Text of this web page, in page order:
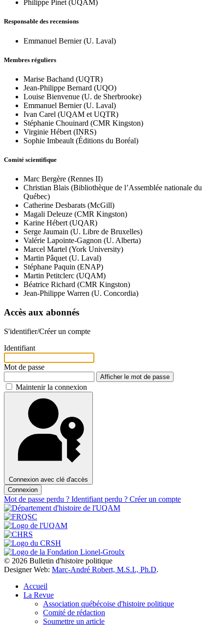
Philippe Pinet (UQAM)
Responsable des recensions
Emmanuel Bernier (U. Laval)
Membres réguliers
Marise Bachand (UQTR)
Jean-Philippe Bernard (UQO)
Louise Bienvenue (U. de Sherbrooke)
Emmanuel Bernier (U. Laval)
Ivan Carel (UQAM et UQTR)
Stéphanie Chouinard (CMR Kingston)
Virginie Hébert (INRS)
Sophie Imbeault (Éditions du Boréal)
Comité scientifique
Marc Bergère (Rennes II)
Christian Blais (Bibliothèque de l’Assemblée nationale du
Québec)
Catherine Desbarats (McGill)
Magali Deleuze (CMR Kingston)
Karine Hébert (UQAR)
Serge Jaumain (U. Libre de Bruxelles)
Valérie Lapointe-Gagnon (U. Alberta)
Marcel Martel (York University)
Martin Pâquet (U. Laval)
Stéphane Paquin (ENAP)
Martin Petitclerc (UQAM)
Béatrice Richard (CMR Kingston)
Jean-Philippe Warren (U. Concordia)
Accès aux abonnés
S'identifier/Créer un compte
Identifiant
Mot de passe
Afficher le mot de passe
Maintenir la connexion
Connexion avec clé d'accès
Connexion
Mot de passe perdu ? Identifiant perdu ? Créer un compte
© 2026 Bulletin d'histoire politique
Designer Web: Marc-André Robert, M.S.I., Ph.D.
Accueil
La Revue
Association québécoise d'histoire politique
Comité de rédaction
Soumettre un article